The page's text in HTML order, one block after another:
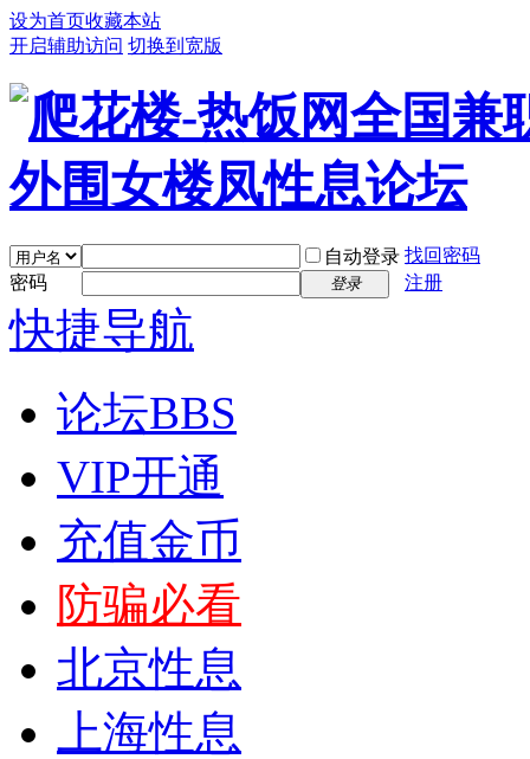
设为首页收藏本站
开启辅助访问 切换到宽版
自动登录 找回密码
密码
登录 注册
快捷导航
论坛BBS
VIP开通
充值金币
防骗必看
北京性息
上海性息